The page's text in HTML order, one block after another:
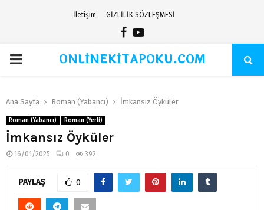
İletişim GİZLİLİK SÖZLEŞMESİ
Facebook
Youtube
PRIMARYONLİNEKİTAPOKU.COM
Ana Sayfa Roman (Yabancı) İmkansız Öyküler
Roman (Yabancı) Roman (Yerli)
İmkansız Öyküler
16/01/2025 0 392
PAYLAŞ 0